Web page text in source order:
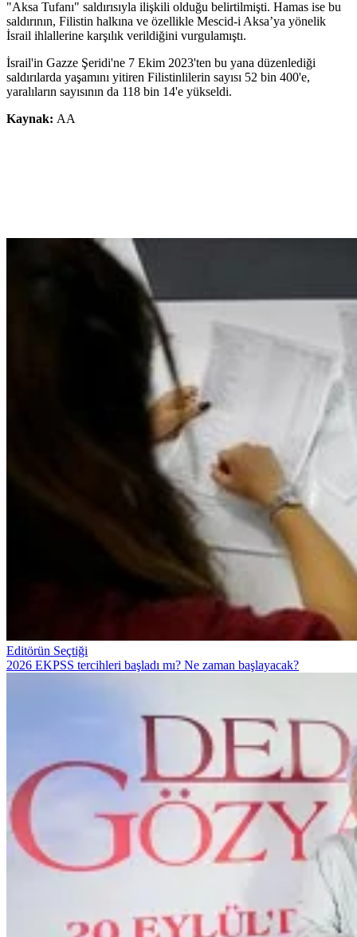
"Aksa Tufanı" saldırısıyla ilişkili olduğu belirtilmişti. Hamas ise bu
saldırının, Filistin halkına ve özellikle Mescid-i Aksa’ya yönelik
İsrail ihlallerine karşılık verildiğini vurgulamıştı.
İsrail'in Gazze Şeridi'ne 7 Ekim 2023'ten bu yana düzenlediği
saldırılarda yaşamını yitiren Filistinlilerin sayısı 52 bin 400'e,
yaralıların sayısının da 118 bin 14'e yükseldi.
Kaynak: AA
Editörün Seçtiği
2026 EKPSS tercihleri başladı mı? Ne zaman başlayacak?